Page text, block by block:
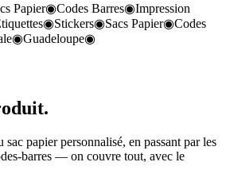
Papier◉Codes Barres◉Impression
◉Stickers◉Sacs Papier◉Codes
◉Guadeloupe◉
.
papier personnalisé, en passant par les
barres — on couvre tout, avec le